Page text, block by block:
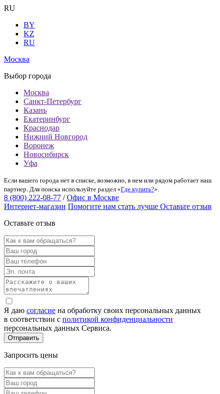
RU
BY
KZ
RU
Москва
Выбор города
Москва
Санкт-Петербург
Казань
Екатеринбург
Краснодар
Нижний Новгород
Воронеж
Новосибирск
Уфа
Если вашего города нет в списке, возможно, в нем или рядом работает наш
партнер. Для поиска используйте раздел «Где купить?».
8 (800) 222-08-77 / Офис в Москве
Интернет-магазин Помогите нам стать лучше Оставьте отзыв
Оставьте отзыв
Я даю согласие на обработку своих персональных данных
в соответствии с политикой конфиденциальности
персональных данных Сервиса.
Запросить цены